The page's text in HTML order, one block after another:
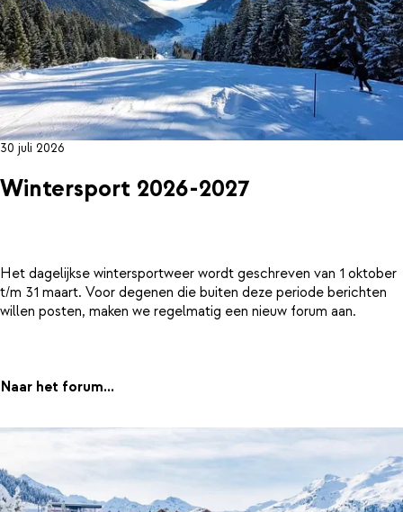
30 juli 2026
Wintersport 2026-2027
Het dagelijkse wintersportweer wordt geschreven van 1 oktober
t/m 31 maart. Voor degenen die buiten deze periode berichten
willen posten, maken we regelmatig een nieuw forum aan.
Naar het forum...